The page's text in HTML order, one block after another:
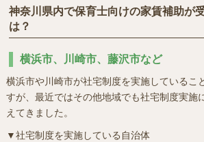
神奈川県内で保育士向けの家賃補助が
は？
横浜市、川崎市、藤沢市など
横浜市や川崎市が社宅制度を実施しているこ
すが、最近ではその他地域でも社宅制度実施
えてきました。
▼社宅制度を実施している自治体